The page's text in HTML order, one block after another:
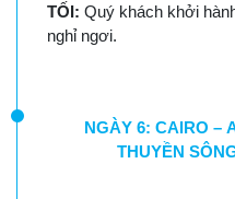
TỐI: Quý khách khởi
nghỉ ngơi.
NGÀY 6: CAIRO –
THUYỀN